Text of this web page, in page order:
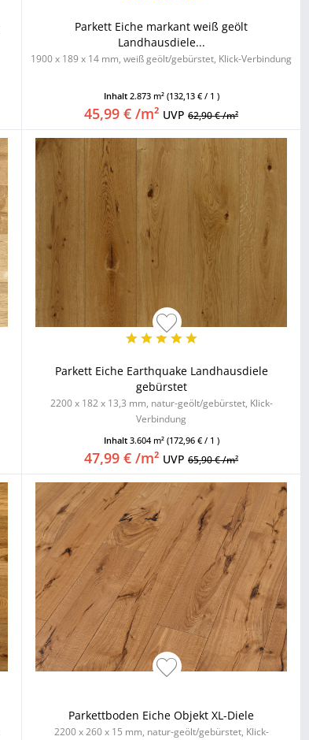
Parkett Eiche markant weiß geölt
Landhausdiele...
1900 x 189 x 14 mm, weiß geölt/gebürstet, Klick-Verbindung
Inhalt 2.873 m² (132,13 € / 1 )
45,99 € /m² UVP62,90 € /m²
Parkett Eiche Earthquake Landhausdiele
gebürstet
2200 x 182 x 13,3 mm, natur-geölt/gebürstet, Klick-
Verbindung
Inhalt 3.604 m² (172,96 € / 1 )
47,99 € /m² UVP65,90 € /m²
Parkettboden Eiche Objekt XL-Diele
2200 x 260 x 15 mm, natur-geölt/gebürstet, Klick-